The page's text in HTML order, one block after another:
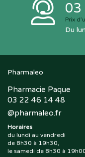
03
Prix
Du
Pharmaleo
Pharmacie Paque
03 22 46 14 48
@pharmaleo.fr
Horaires
du lundi au vendredi
de 8h30 à 19h30,
le samedi de 8h30 à